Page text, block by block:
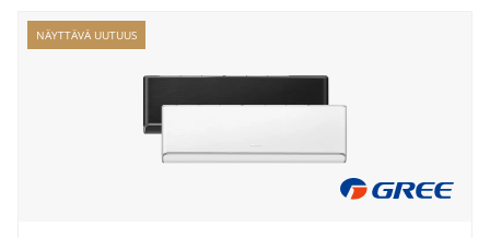
NÄYTTÄVÄ UUTUUS